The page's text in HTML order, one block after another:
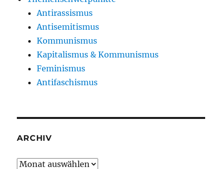
Antirassismus
Antisemitismus
Kommunismus
Kapitalismus & Kommunismus
Feminismus
Antifaschismus
ARCHIV
Archiv